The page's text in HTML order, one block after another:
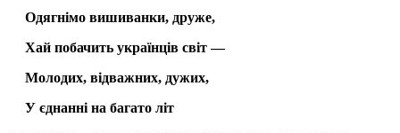
Одягнімо вишиванки, друже,
Хай побачить українців світ —
Молодих, відважних, дужих,
У єднанні на багато літ